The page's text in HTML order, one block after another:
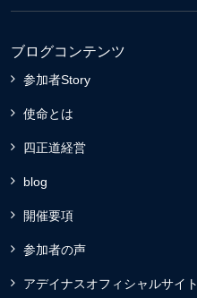
ブログコンテンツ
参加者Story
使命とは
四正道経営
blog
開催要項
参加者の声
アデイナスオフィシャルサイト